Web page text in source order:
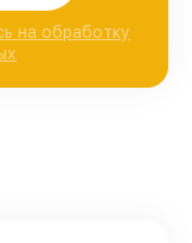
на обработку